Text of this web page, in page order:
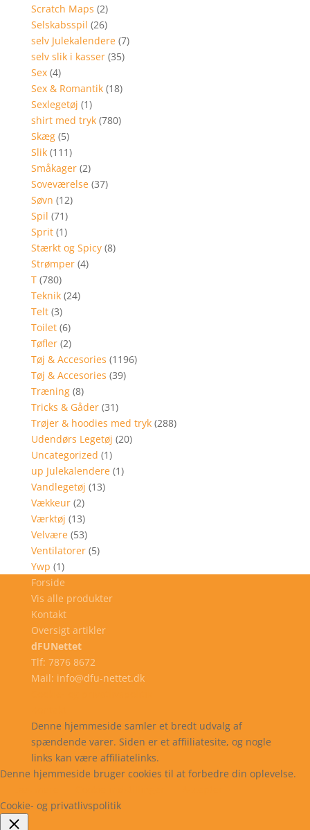
Scratch Maps (2)
Selskabsspil (26)
selv Julekalendere (7)
selv slik i kasser (35)
Sex (4)
Sex & Romantik (18)
Sexlegetøj (1)
shirt med tryk (780)
Skæg (5)
Slik (111)
Småkager (2)
Soveværelse (37)
Søvn (12)
Spil (71)
Sprit (1)
Stærkt og Spicy (8)
Strømper (4)
T (780)
Teknik (24)
Telt (3)
Toilet (6)
Tøfler (2)
Tøj & Accesories (1196)
Tøj & Accesories (39)
Træning (8)
Tricks & Gåder (31)
Trøjer & hoodies med tryk (288)
Udendørs Legetøj (20)
Uncategorized (1)
up Julekalendere (1)
Vandlegetøj (13)
Vækkeur (2)
Værktøj (13)
Velvære (53)
Ventilatorer (5)
Ywp (1)
Forside
Vis alle produkter
Kontakt
Oversigt artikler
dFUNettet
Tlf: 7876 8672
Mail: info@dfu-nettet.dk
Denne hjemmeside samler et bredt udvalg af
spændende varer. Siden er et affiiliatesite, og nogle
links kan være affiliatelinks.
Denne hjemmeside bruger cookies til at forbedre din oplevelse.
Cookie- og privatlivspolitik